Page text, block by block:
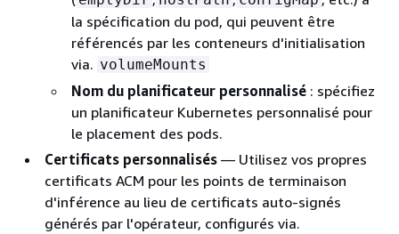
la spécification du pod, qui peuvent être
référencés par les conteneurs d'initialisation
via. volumeMounts
Nom du planificateur personnalisé : spécifiez
un planificateur Kubernetes personnalisé pour
le placement des pods.
Certificats personnalisés — Utilisez vos propres
certificats ACM pour les points de terminaison
d'inférence au lieu de certificats auto-signés
générés par l'opérateur, configurés via.